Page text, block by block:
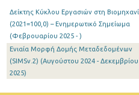
Ιουλίου 2025
Ιουνίου 2025
Μαΐου 2025
Απριλίου 2025
Δείκτης Κύκλου Εργασιών στη
(2021=100,0) – Ενημερωτικό Σημείωμα
(Φεβρουαρίου 2025 - )
Ενιαία Μορφή Δομής Μεταδεδομένων
(SIMSv.2) (Αυγούστου 2024 - Δεκεμβρίου
2025)